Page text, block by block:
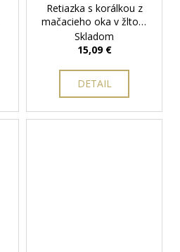
Retiazka s korálkou z
mačacieho oka v žltom
prevedení+ darčeková
krabička zadarmo
Skladom
15,09 €
DETAIL